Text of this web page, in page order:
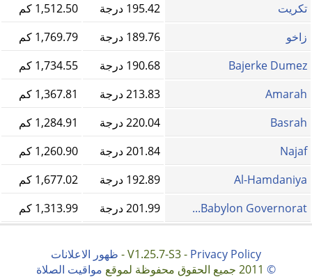
تكريت
195.42 درجة
1,512.50 كم
زاخو
189.76 درجة
1,769.79 كم
Bajerke Dumez
190.68 درجة
1,734.55 كم
Amarah
213.83 درجة
1,367.81 كم
Basrah
220.04 درجة
1,284.91 كم
Najaf
201.84 درجة
1,260.90 كم
Al-Hamdaniya
192.89 درجة
1,677.02 كم
Babylon Governorat...
201.99 درجة 1,313.99 كم
V1.25.7-S3 - Privacy Policy
- ظهور الاعلانات
©
مواقيت الصلاة